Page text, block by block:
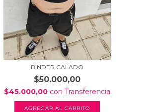
BINDER CALADO
$50.000,00
$45.000,00 con Transferencia
AGREGAR AL CARRITO